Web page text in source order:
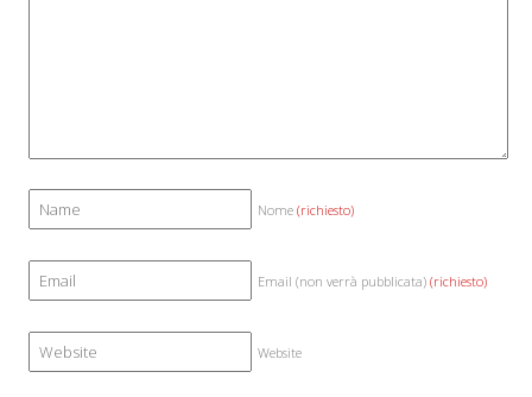
Nome(richiesto)
Email (non verrà pubblicata)(richiesto)
Website